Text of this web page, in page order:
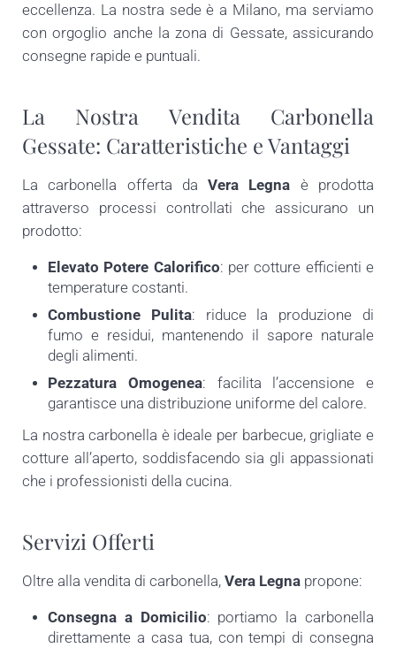
eccellenza. La nostra sede è a Milano, ma serviamo
con orgoglio anche la zona di Gessate, assicurando
consegne rapide e puntuali.
La Nostra Vendita Carbonella
Gessate: Caratteristiche e Vantaggi
La carbonella offerta daVera Legna è prodotta
attraverso processi controllati che assicurano un
prodotto:
Elevato Potere Calorifico: per cotture efficienti e
temperature costanti.
Combustione Pulita: riduce la produzione di
fumo e residui, mantenendo il sapore naturale
degli alimenti.
Pezzatura Omogenea: facilita l’accensione e
garantisce una distribuzione uniforme del calore.
La nostra carbonella è ideale per barbecue, grigliate e
cotture all’aperto, soddisfacendo sia gli appassionati
che i professionisti della cucina.
Servizi Offerti
Oltre alla vendita di carbonella, Vera Legnapropone:
Consegna a Domicilio: portiamo la carbonella
direttamente a casa tua, con tempi di consegna